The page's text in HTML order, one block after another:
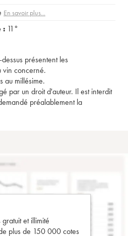
En savoir plus...
: 11°
présentent les
vin concerné.
au millésime.
par un droit d'auteur. Il est interdit
préalablement la
et illimité
plus de 150 000 cotes